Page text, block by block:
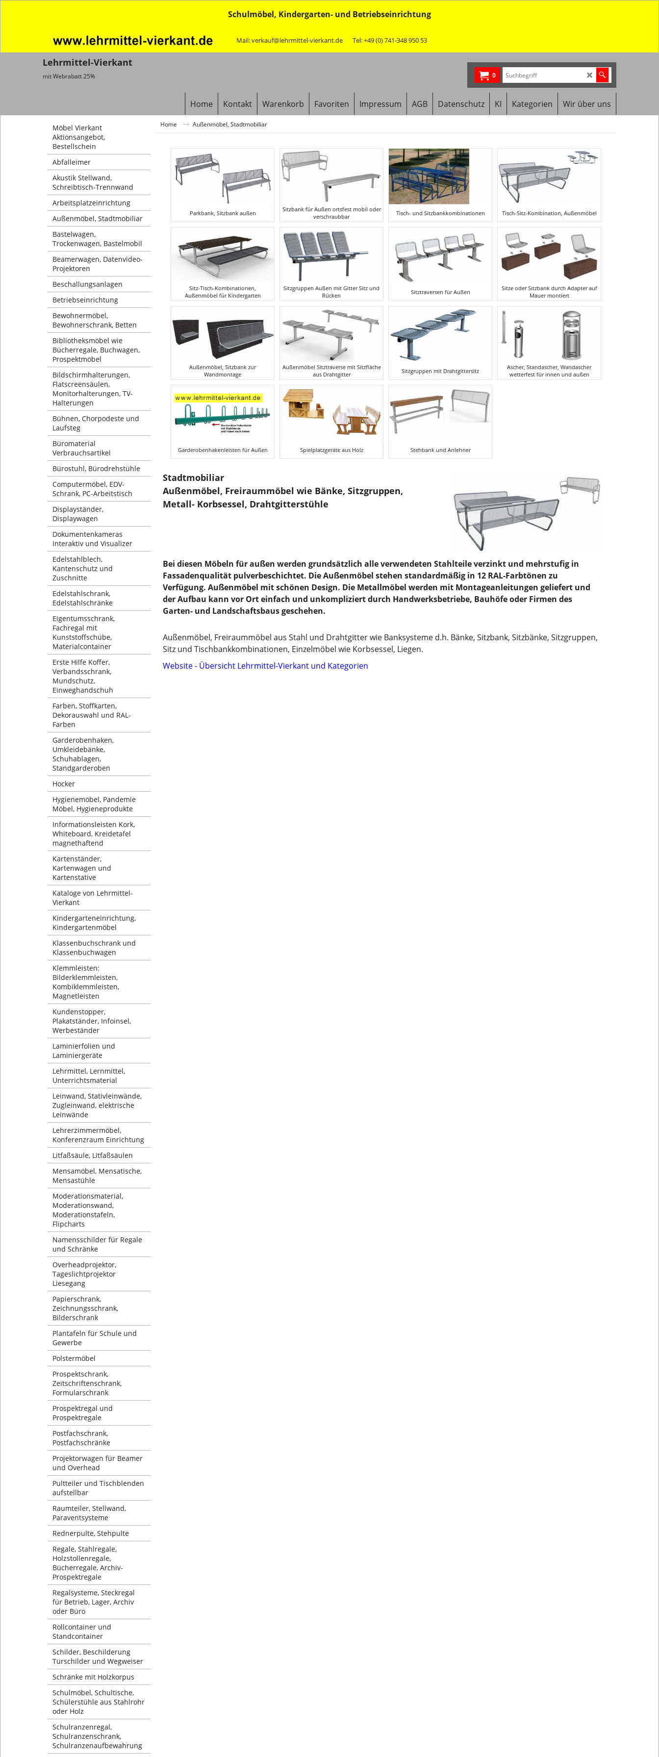
Schulmöbel, Kindergarten- und Betriebseinrichtung
Mail: verkauf@lehrmittel-vierkant.de Tel: +49 (0) 741-348 950 53
Lehrmittel-Vierkant
mit Webrabatt 25% 0
Home Kontakt Warenkorb Favoriten Impressum AGB Datenschutz KI Kategorien Wir über uns
Möbel Vierkant
Aktionsangebot,
Bestellschein
Abfalleimer
Akustik Stellwand,
Schreibtisch-Trennwand
Arbeitsplatzeinrichtung
Außenmöbel, Stadtmobiliar
Bastelwagen,
Trockenwagen, Bastelmobil
Beamerwagen, Datenvideo-
Projektoren
Beschallungsanlagen
Betriebseinrichtung
Bewohnermöbel,
Bewohnerschrank, Betten
Bibliotheksmöbel wie
Bücherregale, Buchwagen,
Prospektmöbel
Bildschirmhalterungen,
Flatscreensäulen,
Monitorhalterungen, TV-
Halterungen
Bühnen, Chorpodeste und
Laufsteg
Büromaterial
Verbrauchsartikel
Bürostuhl, Bürodrehstühle
Computermöbel, EDV-
Schrank, PC-Arbeitstisch
Displayständer,
Displaywagen
Dokumentenkameras
Interaktiv und Visualizer
Edelstahlblech,
Kantenschutz und
Zuschnitte
Edelstahlschrank,
Edelstahlschränke
Eigentumsschrank,
Fachregal mit
Kunststoffschübe,
Materialcontainer
Erste Hilfe Koffer,
Verbandsschrank,
Mundschutz,
Einweghandschuh
Farben, Stoffkarten,
Dekorauswahl und RAL-
Farben
Garderobenhaken,
Umkleidebänke,
Schuhablagen,
Standgarderoben
Hocker
Hygienemöbel, Pandemie
Möbel, Hygieneprodukte
Informationsleisten Kork,
Whiteboard, Kreidetafel
magnethaftend
Kartenständer,
Kartenwagen und
Kartenstative
Kataloge von Lehrmittel-
Vierkant
Kindergarteneinrichtung,
Kindergartenmöbel
Klassenbuchschrank und
Klassenbuchwagen
Klemmleisten:
Bilderklemmleisten,
Kombiklemmleisten,
Magnetleisten
Kundenstopper,
Plakatständer, Infoinsel,
Werbeständer
Laminierfolien und
Laminiergeräte
Lehrmittel, Lernmittel,
Unterrichtsmaterial
Leinwand, Stativleinwände,
Zugleinwand, elektrische
Leinwände
Lehrerzimmermöbel,
Konferenzraum Einrichtung
Litfaßsäule, Litfaßsäulen
Mensamöbel, Mensatische,
Mensastühle
Moderationsmaterial,
Moderationswand,
Moderationstafeln,
Flipcharts
Namensschilder für Regale
und Schränke
Overheadprojektor,
Tageslichtprojektor
Liesegang
Papierschrank,
Zeichnungsschrank,
Bilderschrank
Plantafeln für Schule und
Gewerbe
Polstermöbel
Prospektschrank,
Zeitschriftenschrank,
Formularschrank
Prospektregal und
Prospektregale
Postfachschrank,
Postfachschränke
Projektorwagen für Beamer
und Overhead
Pultteiler und Tischblenden
aufstellbar
Raumteiler, Stellwand,
Paraventsysteme
Rednerpulte, Stehpulte
Regale, Stahlregale,
Holzstollenregale,
Bücherregale, Archiv-
Prospektregale
Regalsysteme, Steckregal
für Betrieb, Lager, Archiv
oder Büro
Rollcontainer und
Standcontainer
Schilder, Beschilderung
Türschilder und Wegweiser
Schränke mit Holzkorpus
Schulmöbel, Schultische,
Schülerstühle aus Stahlrohr
oder Holz
Schulranzenregal,
Schulranzenschrank,
Schulranzenaufbewahrung
Home Außenmöbel, Stadtmobiliar
Parkbank, Sitzbank außen
Sitzbank für Außen ortsfest mobil oder
verschraubbar
Tisch- und Sitzbankkombinationen Tisch-Sitz-Kombination, Außenmöbel
Sitz-Tisch-Kombinationen,
Außenmöbel für Kindergarten
Sitzgruppen Außen mit Gitter Sitz und
Rücken
Sitztraversen für Außen
Sitze oder Sitzbank durch Adapter auf
Mauer montiert
Außenmöbel, Sitzbank zur
Wandmontage
Außenmöbel Sitztraverse mit Sitzﬂäche
aus Drahtgitter
Sitzgruppen mit Drahtgittersitz
Ascher, Standascher, Wandascher
wetterfest für innen und außen
Garderobenhakenleisten für Außen Spielplatzgeräte aus Holz Stehbank und Anlehner
Stadtmobiliar
Außenmöbel, Freiraummöbel wie Bänke, Sitzgruppen,
Metall- Korbsessel, Drahtgitterstühle
Bei diesen Möbeln für außen werden grundsätzlich alle verwendeten Stahlteile verzinkt und mehrstufig in
Fassadenqualität pulverbeschichtet. Die Außenmöbel stehen standardmäßig in 12 RAL-Farbtönen zu
Verfügung. Außenmöbel mit schönen Design. Die Metallmöbel werden mit Montageanleitungen geliefert und
der Aufbau kann vor Ort einfach und unkompliziert durch Handwerksbetriebe, Bauhöfe oder Firmen des
Garten- und Landschaftsbaus geschehen.
Außenmöbel, Freiraummöbel aus Stahl und Drahtgitter wie Banksysteme d.h. Bänke, Sitzbank, Sitzbänke, Sitzgruppen,
Sitz und Tischbankkombinationen, Einzelmöbel wie Korbsessel, Liegen.
Website - Übersicht Lehrmittel-Vierkant und Kategorien